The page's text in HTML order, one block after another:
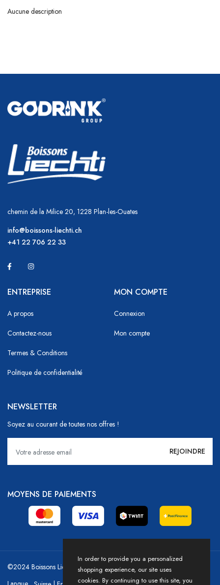
Aucune description
chemin de la Milice 20, 1228 Plan-les-Ouates
info@boissons-liechti.ch
+41 22 706 22 33
ENTREPRISE
A propos
Contactez-nous
Termes & Conditions
Politique de confidentialité
MON COMPTE
Connexion
Mon compte
NEWSLETTER
Soyez au courant de toutes nos offres !
MOYENS DE PAIEMENTS
©2024 Boissons Liechti - GoDrink Group / Powered by HICASS
In order to provide you a personalized
shopping experience, our site uses
cookies. By continuing to use this site, you